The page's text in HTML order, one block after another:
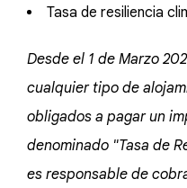
Tasa de resiliencia
Desde el 1 de Marzo
cualquier tipo de
obligados a pagar un
denominado "Tasa de
es responsable de